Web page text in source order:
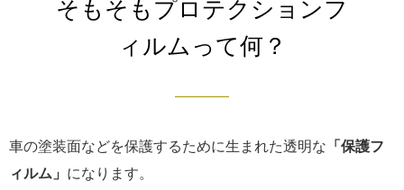
そもそもプロテクションフ
ィルムって何？
車の塗装面などを保護するために生まれた透明な 「保護フ
ィルム」 になります。